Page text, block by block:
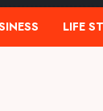
LIFE